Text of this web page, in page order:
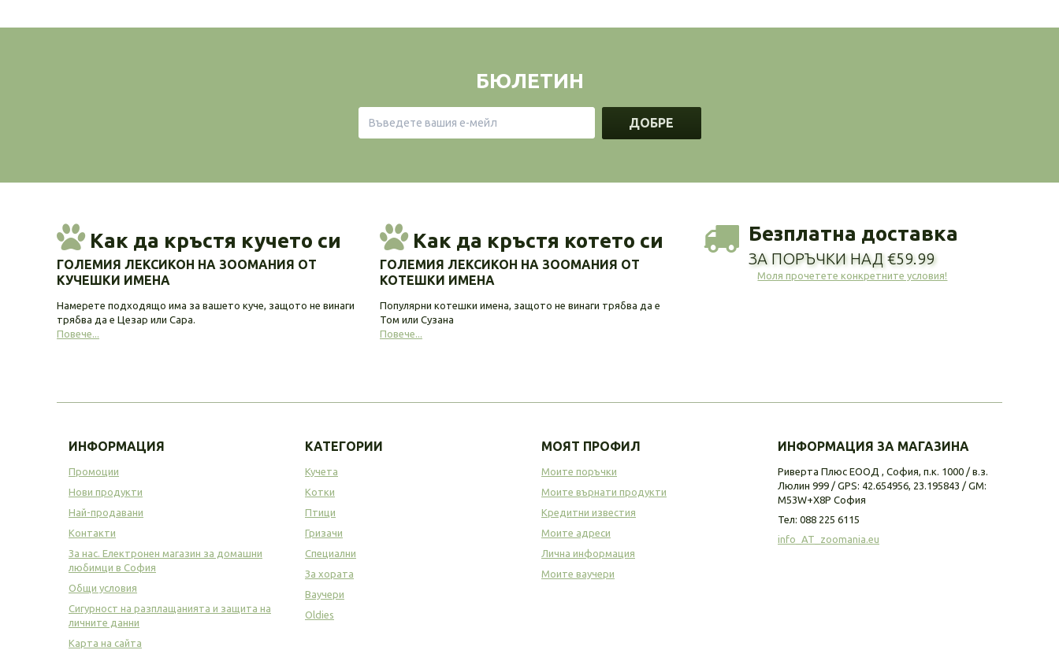
БЮЛЕТИН
ДОБРЕ
Как да кръстя кучето си
ГОЛЕМИЯ ЛЕКСИКОН НА ЗООМАНИЯ ОТ
КУЧЕШКИ ИМЕНА
Намерете подходящо има за вашето куче, защото не винаги
трябва да е Цезар или Сара.
Повече...
Как да кръстя котето си
ГОЛЕМИЯ ЛЕКСИКОН НА ЗООМАНИЯ ОТ
КОТЕШКИ ИМЕНА
Популярни котешки имена, защото не винаги трябва да е
Том или Сузана
Повече...
Безплатна доставка
ЗА ПОРЪЧКИ НАД €59.99
Моля прочетете конкретните условия!
ИНФОРМАЦИЯ
Промоции
Нови продукти
Най-продавани
Контакти
За нас. Електронен магазин за домашни
любимци в София
Общи условия
Сигурност на разплащанията и защита на
личните данни
Карта на сайта
КАТЕГОРИИ
Кучета
Котки
Птици
Гризачи
Специални
За хората
Ваучери
Oldies
МОЯТ ПРОФИЛ
Моите поръчки
Моите върнати продукти
Кредитни известия
Моите адреси
Лична информация
Моите ваучери
ИНФОРМАЦИЯ ЗА МАГАЗИНА
Риверта Плюс ЕООД , София, п.к. 1000 / в.з.
Люлин 999 / GPS: 42.654956, 23.195843 / GM:
M53W+X8P София
Тел: 088 225 6115
info_AT_zoomania.eu